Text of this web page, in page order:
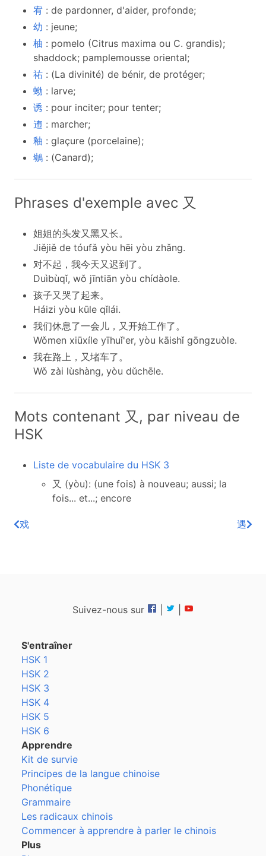
宥 : de pardonner, d'aider, profonde;
幼 : jeune;
柚 : pomelo (Citrus maxima ou C. grandis);
shaddock; pamplemousse oriental;
祐 : (La divinité) de bénir, de protéger;
蚴 : larve;
诱 : pour inciter; pour tenter;
迶 : marcher;
釉 : glaçure (porcelaine);
鴢 : (Canard);
Phrases d'exemple avec 又
姐姐的头发又黑又长。
Jiějiě de tóufǎ yòu hēi yòu zhǎng.
对不起，我今天又迟到了。
Duìbùqǐ, wǒ jīntiān yòu chídàole.
孩子又哭了起来。
Háizi yòu kūle qǐlái.
我们休息了一会儿，又开始工作了。
Wǒmen xiūxíle yīhuǐ'er, yòu kāishǐ gōngzuòle.
我在路上，又堵车了。
Wǒ zài lùshàng, yòu dǔchēle.
Mots contenant 又, par niveau de
HSK
Liste de vocabulaire du HSK 3
又 (yòu): (une fois) à nouveau; aussi; la
fois... et...; encore
戏 遇
Suivez-nous sur
S'entraîner
HSK 1
HSK 2
HSK 3
HSK 4
HSK 5
HSK 6
Apprendre
Kit de survie
Principes de la langue chinoise
Phonétique
Grammaire
Les radicaux chinois
Commencer à apprendre à parler le chinois
Plus